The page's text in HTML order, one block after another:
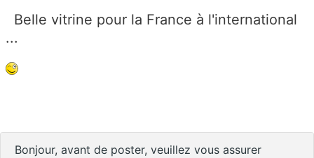
Belle vitrine pour la France à l'international
...
Bonjour, avant de poster, veuillez vous assurer